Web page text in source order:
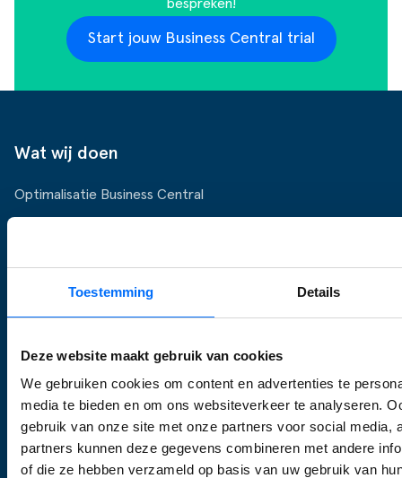
Toestemming Details
Deze website maakt gebruik van cookies
We gebruiken cookies om content en advertenties te
media te bieden en om ons websiteverkeer te analyseren.
gebruik van onze site met onze partners voor social media,
partners kunnen deze gegevens combineren met andere
of die ze hebben verzameld op basis van uw gebruik van
bespreken!
Start jouw Business Central trial
Wat wij doen
Optimalisatie Business Central
Business Central
Microsoft Dynamics 365
Microsoft Dynamics 365 Business Central
Van Dynamics NAV naar Business Central